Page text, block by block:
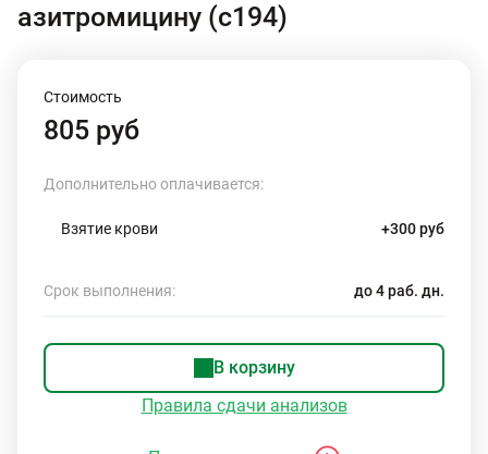
азитромицину (c194)
Стоимость
805 руб
Дополнительно оплачивается:
Взятие крови +300 руб
Срок выполнения: до 4 раб. дн.
В корзину
Правила сдачи анализов